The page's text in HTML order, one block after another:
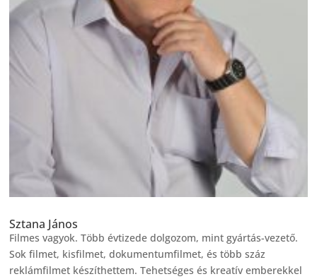
Sztana János
Filmes vagyok. Több évtizede dolgozom, mint gyártás-vezető.
Sok filmet, kisfilmet, dokumentumfilmet, és több száz
reklámfilmet készíthettem. Tehetséges és kreatív emberekkel